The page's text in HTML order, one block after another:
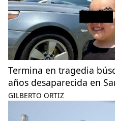
Termina en tragedia
años desaparecida en
GILBERTO ORTIZ